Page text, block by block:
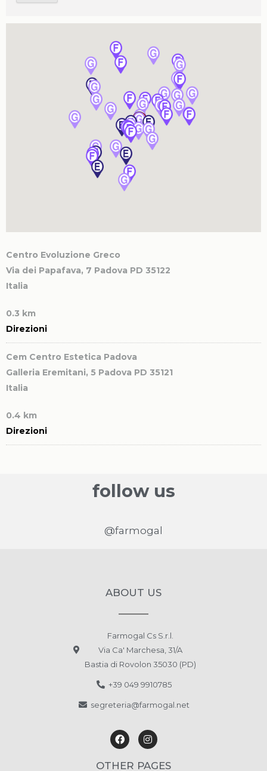
Centro Evoluzione Greco
Via dei Papafava, 7 Padova PD 35122
Italia
0.3 km
Direzioni
Cem Centro Estetica Padova
Galleria Eremitani, 5 Padova PD 35121
Italia
0.4 km
Direzioni
ADHARA Estetica e Benessere di Rebecca
Via Sant' Andrea, 70Albignasego PD 35020
follow us
@farmogal
ABOUT US
Farmogal Cs S.r.l.
Via Ca' Marchesa, 31/A
Bastia di Rovolon 35030 (PD)
+39 049 9910785
segreteria@farmogal.net
OTHER PAGES